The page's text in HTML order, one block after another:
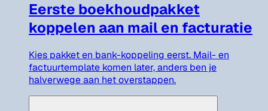
Eerste boekhoudpakket
koppelen aan mail en facturatie
Kies pakket en bank-koppeling eerst. Mail- en
factuurtemplate komen later, anders ben je
halverwege aan het overstappen.